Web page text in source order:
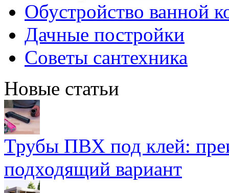
Обустройство ванной
Дачные постройки
Советы сантехника
Новые статьи
Трубы ПВХ под клей:
подходящий вариант